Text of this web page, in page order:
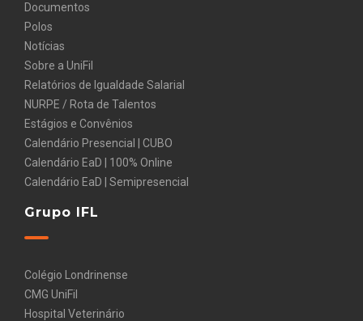
Documentos
Polos
Notícias
Sobre a UniFil
Relatórios de Igualdade Salarial
NURPE / Rota de Talentos
Estágios e Convênios
Calendário Presencial | CUBO
Calendário EaD | 100% Online
Calendário EaD | Semipresencial
Grupo IFL
Colégio Londrinense
CMG UniFil
Hospital Veterinário